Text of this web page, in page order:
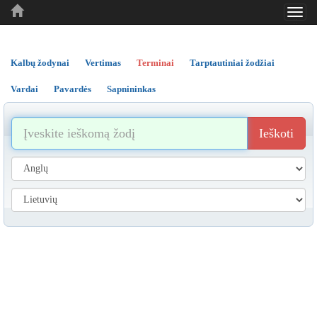
..
..
Kalbų žodynai Vertimas Terminai Tarptautiniai žodžiai
Vardai Pavardės Sapnininkas
Ieškoti